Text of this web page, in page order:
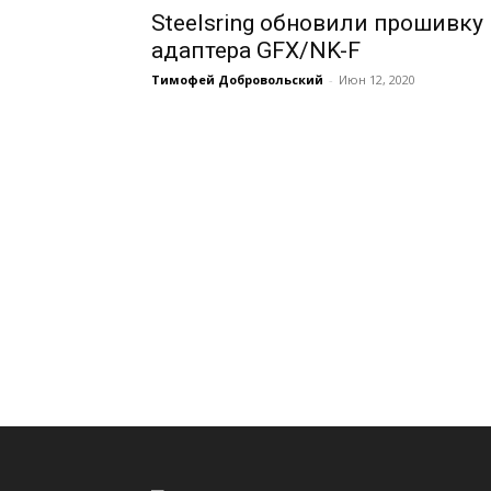
Steelsring обновили прошивку
адаптера GFX/NK-F
Тимофей Добровольский - Июн 12, 2020